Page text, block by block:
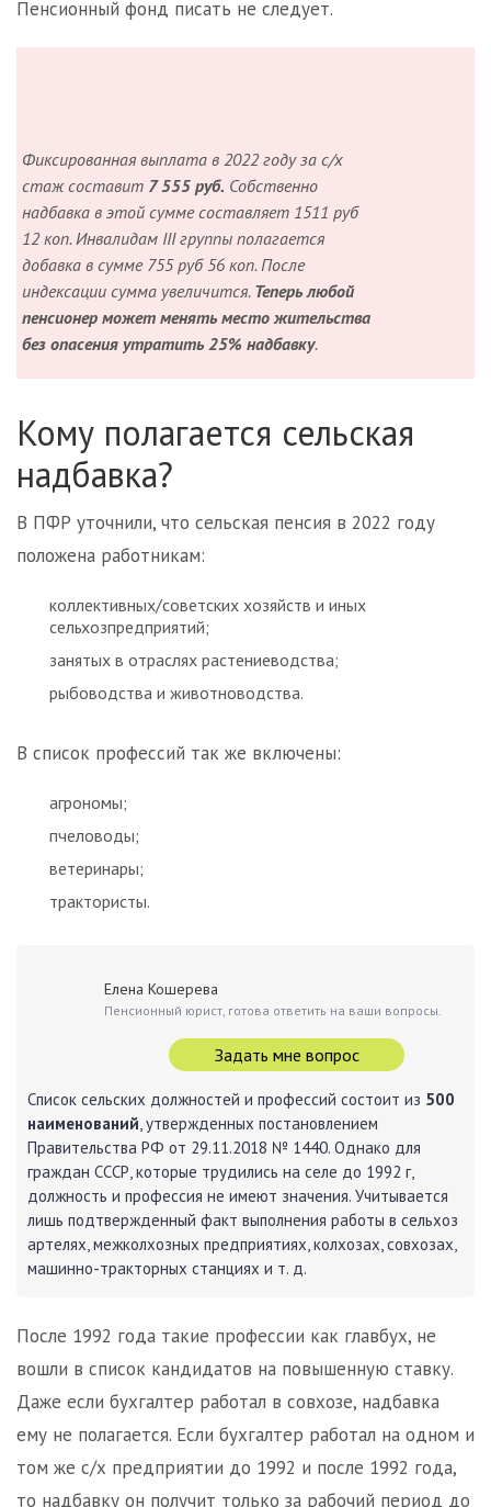
Пенсионный фонд писать не следует.
Фиксированная выплата в 2022 году за с/х
стаж составит 7 555 руб. Собственно
надбавка в этой сумме составляет 1511 руб
12 коп. Инвалидам III группы полагается
добавка в сумме 755 руб 56 коп. После
индексации сумма увеличится. Теперь любой
пенсионер может менять место жительства
без опасения утратить 25% надбавку.
Кому полагается сельская
надбавка?
В ПФР уточнили, что сельская пенсия в 2022 году
положена работникам:
коллективных/советских хозяйств и иных
сельхозпредприятий;
занятых в отраслях растениеводства;
рыбоводства и животноводства.
В список профессий так же включены:
агрономы;
пчеловоды;
ветеринары;
трактористы.
Елена Кошерева
Пенсионный юрист, готова ответить на ваши вопросы.
Задать мне вопрос
Список сельских должностей и профессий состоит из 500
наименований, утвержденных постановлением
Правительства РФ от 29.11.2018 № 1440. Однако для
граждан СССР, которые трудились на селе до 1992 г,
должность и профессия не имеют значения. Учитывается
лишь подтвержденный факт выполнения работы в сельхоз
артелях, межколхозных предприятиях, колхозах, совхозах,
машинно-тракторных станциях и т. д.
После 1992 года такие профессии как главбух, не
вошли в список кандидатов на повышенную ставку.
Даже если бухгалтер работал в совхозе, надбавка
ему не полагается. Если бухгалтер работал на одном и
том же с/х предприятии до 1992 и после 1992 года,
то надбавку он получит только за рабочий период до